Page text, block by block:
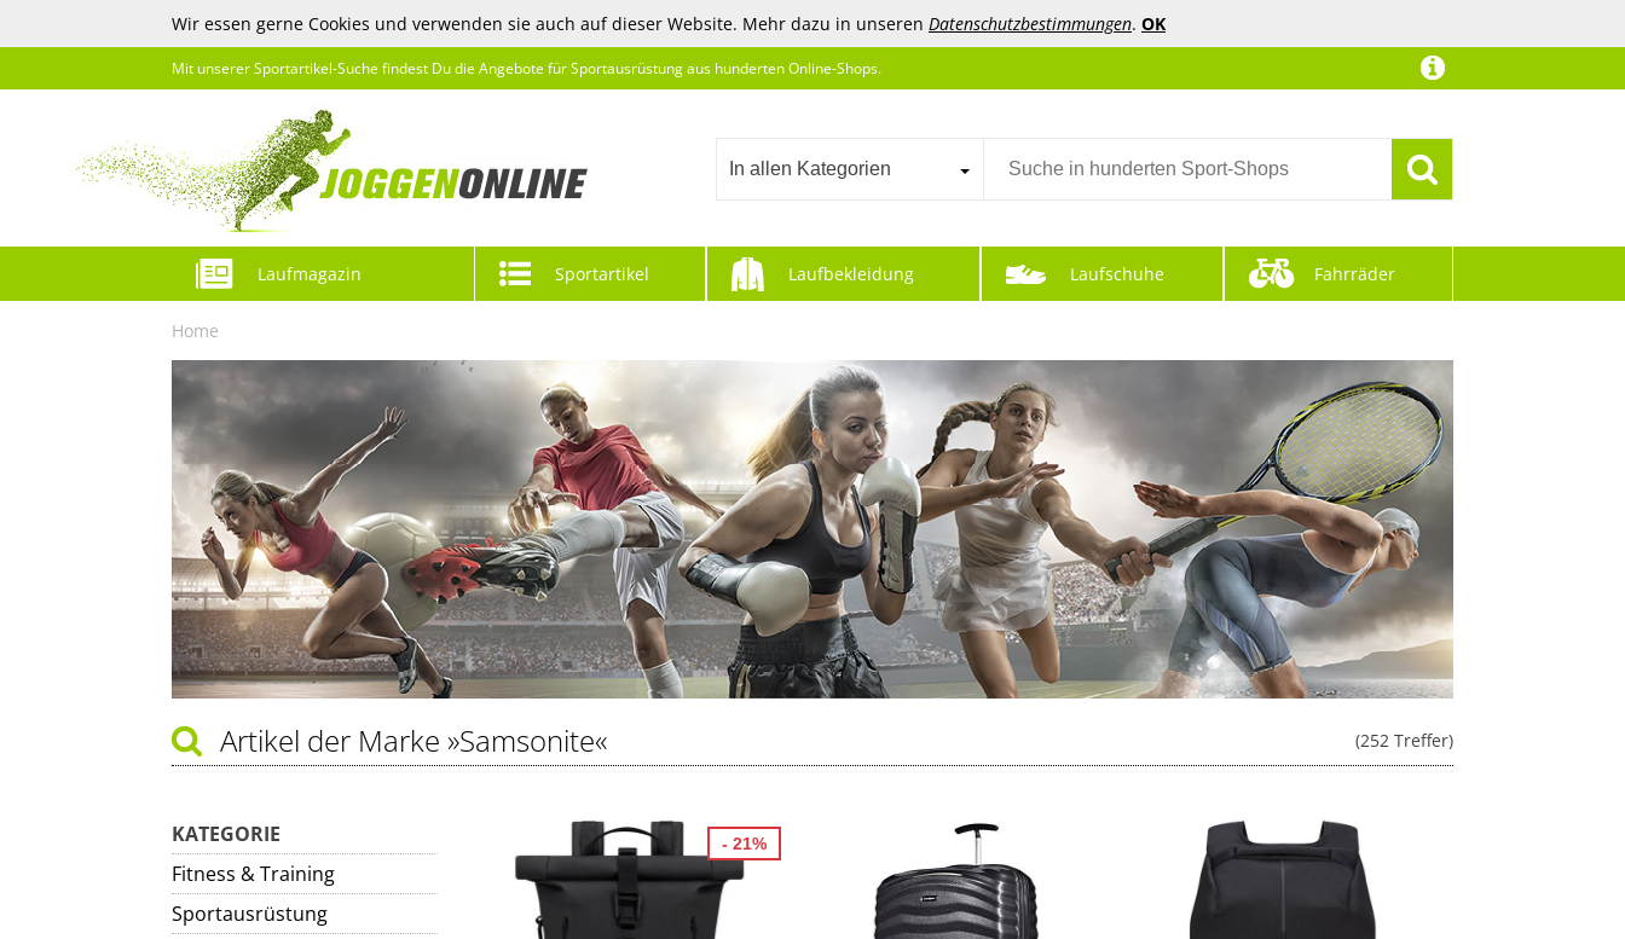
Wir essen gerne Cookies und verwenden sie auch auf dieser Website. Mehr dazu in unseren Datenschutzbestimmungen. OK
Mit unserer Sportartikel-Suche findest Du die Angebote für Sportausrüstung aus hunderten Online-Shops.
In allen Kategorien
Laufmagazin Sportartikel Laufbekleidung Laufschuhe Fahrräder
Home
(252 Treffer)
Artikel der Marke »Samsonite«
KATEGORIE
Fitness & Training
Sportausrüstung
- 21%